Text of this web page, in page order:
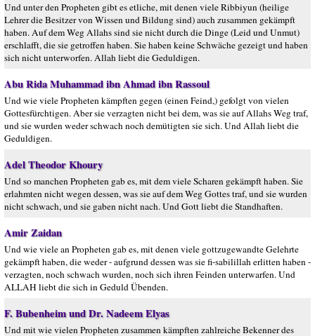
Und unter den Propheten gibt es etliche, mit denen viele Ribbiyun (heilige
Lehrer die Besitzer von Wissen und Bildung sind) auch zusammen gekämpft
haben. Auf dem Weg Allahs sind sie nicht durch die Dinge (Leid und Unmut)
erschlafft, die sie getroffen haben. Sie haben keine Schwäche gezeigt und haben
sich nicht unterworfen. Allah liebt die Geduldigen.
Abu Rida Muhammad ibn Ahmad ibn Rassoul
Und wie viele Propheten kämpften gegen (einen Feind,) gefolgt von vielen
Gottesfürchtigen. Aber sie verzagten nicht bei dem, was sie auf Allahs Weg traf,
und sie wurden weder schwach noch demütigten sie sich. Und Allah liebt die
Geduldigen.
Adel Theodor Khoury
Und so manchen Propheten gab es, mit dem viele Scharen gekämpft haben. Sie
erlahmten nicht wegen dessen, was sie auf dem Weg Gottes traf, und sie wurden
nicht schwach, und sie gaben nicht nach. Und Gott liebt die Standhaften.
Amir Zaidan
Und wie viele an Propheten gab es, mit denen viele gottzugewandte Gelehrte
gekämpft haben, die weder - aufgrund dessen was sie fi-sabilillah erlitten haben -
verzagten, noch schwach wurden, noch sich ihren Feinden unterwarfen. Und
ALLAH liebt die sich in Geduld Übenden.
F. Bubenheim und Dr. Nadeem Elyas
Und mit wie vielen Propheten zusammen kämpften zahlreiche Bekenner des